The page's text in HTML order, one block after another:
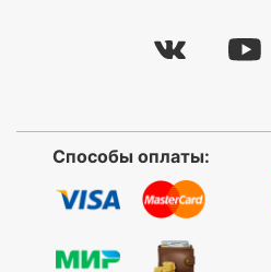
Способы оплаты: